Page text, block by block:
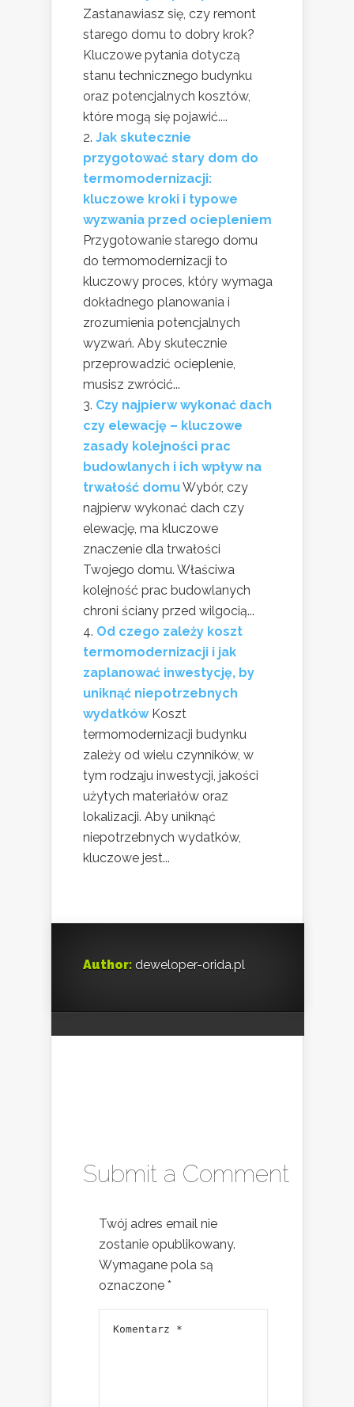
Zastanawiasz się, czy remont
starego domu to dobry krok?
Kluczowe pytania dotyczą
stanu technicznego budynku
oraz potencjalnych kosztów,
które mogą się pojawić....
Jak skutecznie
przygotować stary dom do
termomodernizacji:
kluczowe kroki i typowe
wyzwania przed ociepleniem
Przygotowanie starego domu
do termomodernizacji to
kluczowy proces, który wymaga
dokładnego planowania i
zrozumienia potencjalnych
wyzwań. Aby skutecznie
przeprowadzić ocieplenie,
musisz zwrócić...
Czy najpierw wykonać dach
czy elewację – kluczowe
zasady kolejności prac
budowlanych i ich wpływ na
trwałość domuWybór, czy
najpierw wykonać dach czy
elewację, ma kluczowe
znaczenie dla trwałości
Twojego domu. Właściwa
kolejność prac budowlanych
chroni ściany przed wilgocią...
Od czego zależy koszt
termomodernizacji i jak
zaplanować inwestycję, by
uniknąć niepotrzebnych
wydatków Koszt
termomodernizacji budynku
zależy od wielu czynników, w
tym rodzaju inwestycji, jakości
użytych materiałów oraz
lokalizacji. Aby uniknąć
niepotrzebnych wydatków,
kluczowe jest...
Author: deweloper-orida.pl
Submit a Comment
Twój adres email nie
zostanie opublikowany.
Wymagane pola są
oznaczone *